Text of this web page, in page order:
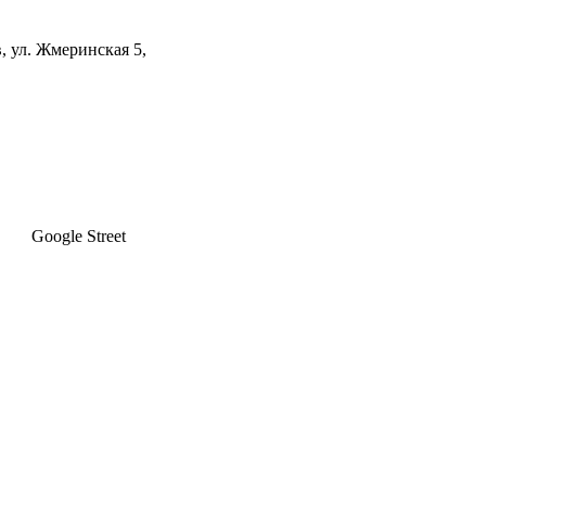
ул. Жмеринская 5,
Google Street